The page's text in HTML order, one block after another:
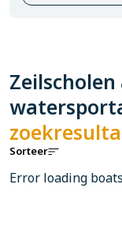
Zeilscholen
Sorteer
Error loading